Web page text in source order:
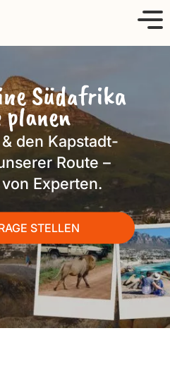
Südafrika
planen
den Kapstadt-
Route –
Experten.
STELLEN